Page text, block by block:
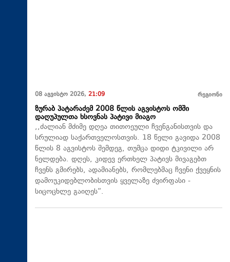
08 აგვისტო 2026, 21:09 რეგიონი
ზურაბ პატარაძემ 2008 წლის აგვისტოს ომში
დაღუპულთა ხსოვნას პატივი მიაგო
,,ძალიან მძიმე დღეა თითოეული ჩვენგანისთვის და
სრულიად საქართველოსთვის. 18 წელი გავიდა 2008
წლის 8 აგვისტოს შემდეგ, თუმცა დიდი ტკივილი არ
ნელდება. დღეს, კიდევ ერთხელ პატივს მივაგებთ
ჩვენს გმირებს, ადამიანებს, რომლებმაც ჩვენი ქვეყნის
დამოუკიდებლობისთვის ყველაზე ძვირფასი -
სიცოცხლე გაიღეს“.